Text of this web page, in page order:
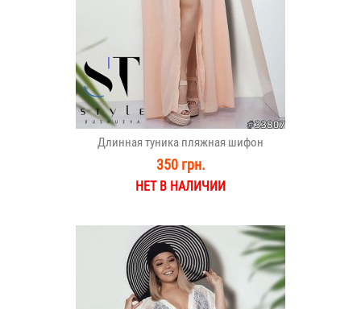
Длинная туника пляжная шифон
350 грн.
НЕТ В НАЛИЧИИ